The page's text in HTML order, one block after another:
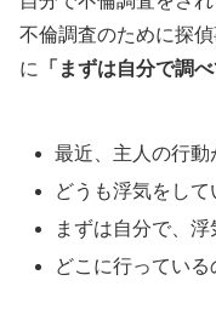
不倫調査のために探
に
「まずは自分で調べ
最近、主人の行動
どうも浮気をして
まずは自分で、
どこに行ってい